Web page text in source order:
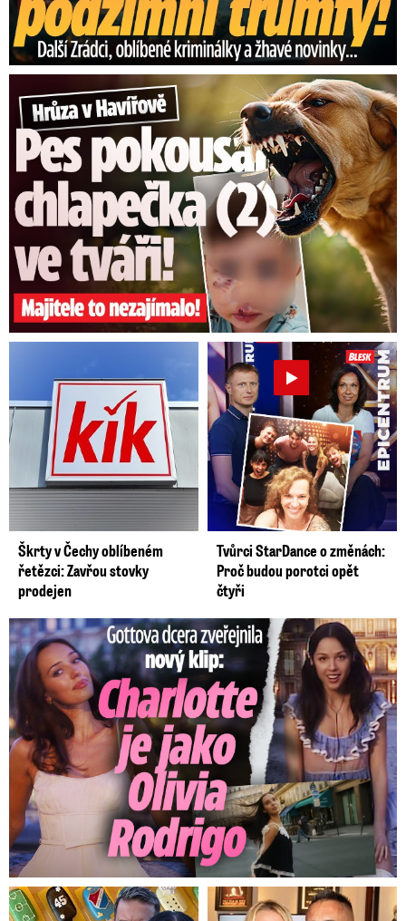
Hrůza v Havířově: Pes pokousal chlapečka (2) ve tváři!
Škrty v Čechy oblíbeném
řetězci: Zavřou stovky
prodejen
Tvůrci StarDance o změnách:
Proč budou porotci opět
čtyři
Gottova dcera zveřejnila nový klip: Je jako Olivie Rodrigo!